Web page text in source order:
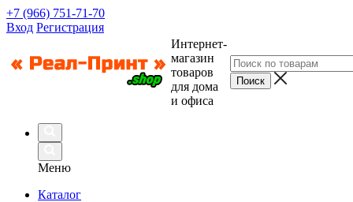
+7 (966) 751-71-70
Вход Регистрация
Интернет-
магазин
товаров
для дома
и офиса
Меню
Каталог